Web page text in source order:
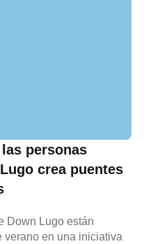
personas
crea puentes
Down Lugo están
verano en una iniciativa